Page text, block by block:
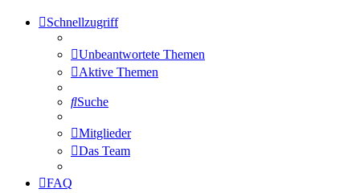
Schnellzugriff
Unbeantwortete Themen
Aktive Themen
Suche
Mitglieder
Das Team
FAQ